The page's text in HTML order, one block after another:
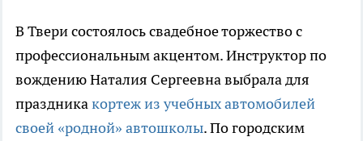
В Твери состоялось свадебное торжество с
профессиональным акцентом. Инструктор по
вождению Наталия Сергеевна выбрала для
праздникакортеж из учебных автомобилей
своей «родной» автошколы. По городским